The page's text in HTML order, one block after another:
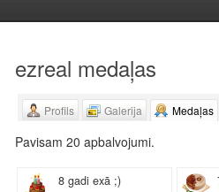
ezreal medaļas
Profils Galerija Medaļas
Pavisam 20 apbalvojumi.
8 gadi exā ;)